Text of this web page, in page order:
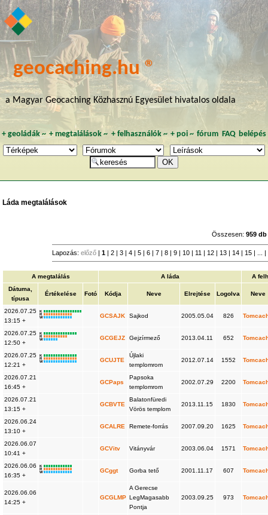
geocaching.hu ®
a Magyar Geocaching Közhasznú Egyesület hivatalos oldala
+ geoládák~ +megtalálások ~ + felhasználók~ + poi~ fórum FAQ belépés
Láda megtalálások
Összesen:959 db
Lapozás:előző |1 | 2 | 3 | 4 | 5 | 6 | 7 | 8 | 9 | 10 | 11 | 12 | 13 | 14 | 15 | ... |
A megtalálás A láda
A
Dátuma,
típusa
Értékelése Fotó Kódja Neve Elrejtése Logolva Neve
2026.07.25
13:15 +
K
R
W
GCSAJK Sajkod 2005.05.04 826
2026.07.25
12:50 +
K
R
W
GCGEJZ Gejzírmező 2013.04.11 652
2026.07.25
12:21 +
K
R
W
GCUJTE
Újlaki
templomrom
2012.07.14 1552
2026.07.21
16:45 +
GCPaps
Papsoka
templomrom
2002.07.29 2200
2026.07.21
13:15 +
GCBVTE
Balatonfüredi
Vörös templom
2013.11.15 1830
2026.06.24
13:10 +
GCALRE Remete-forrás 2007.09.20 1625
2026.06.07
10:41 +
GCVitv Vitányvár 2003.06.04 1571
2026.06.06
16:35 +
K
R
W
GCggt Gorba tető 2001.11.17 607
2026.06.06
14:25 +
GCGLMP
A Gerecse
LegMagasabb
Pontja
2003.09.25 973